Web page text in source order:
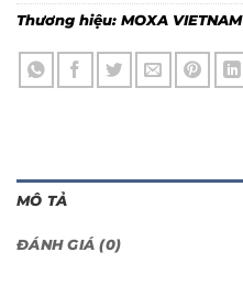
Thương hiệu: MOXA VIETNAM
MÔ TẢ
ĐÁNH GIÁ (0)